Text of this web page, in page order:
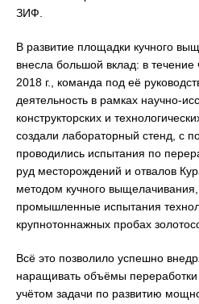
ЗИФ.
В развитие площадки кучного
внесла большой вклад: в течение
2018 г., команда под её
деятельность в рамках научно-
конструкторских и
создали лабораторный стенд, с
проводились испытания по
руд месторождений и отвалов
методом кучного
промышленные испытания
крупнотоннажных пробах
Всё это позволило успешно
наращивать объёмы
учётом задачи по развитию